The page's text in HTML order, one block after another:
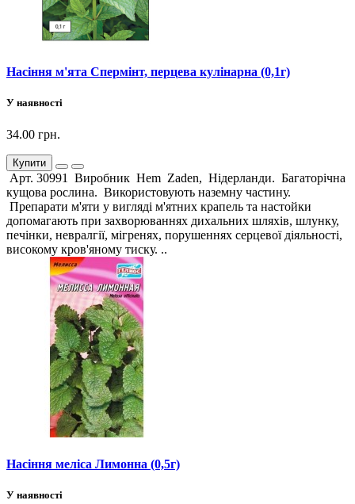
Насіння м'ята Спермінт, перцева кулінарна (0,1г)
У наявності
34.00 грн.
Купити
Арт. 30991 Виробник Hem Zaden, Нідерланди. Багаторічна
кущова рослина. Використовують наземну частину.
Препарати м'яти у вигляді м'ятних крапель та настойки
допомагають при захворюваннях дихальних шляхів, шлунку,
печінки, невралгії, мігренях, порушеннях серцевої діяльності,
високому кров'яному тиску. ..
Насіння меліса Лимонна (0,5г)
У наявності